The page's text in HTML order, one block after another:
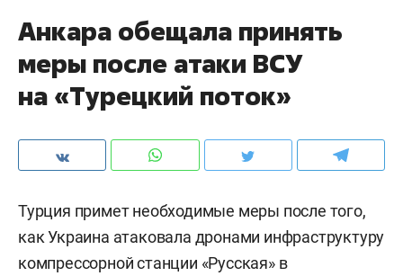
Анкара обещала принять
меры после атаки ВСУ
на «Турецкий поток»
Турция примет необходимые меры после того,
как Украина атаковала дронами инфраструктуру
компрессорной станции «Русская» в